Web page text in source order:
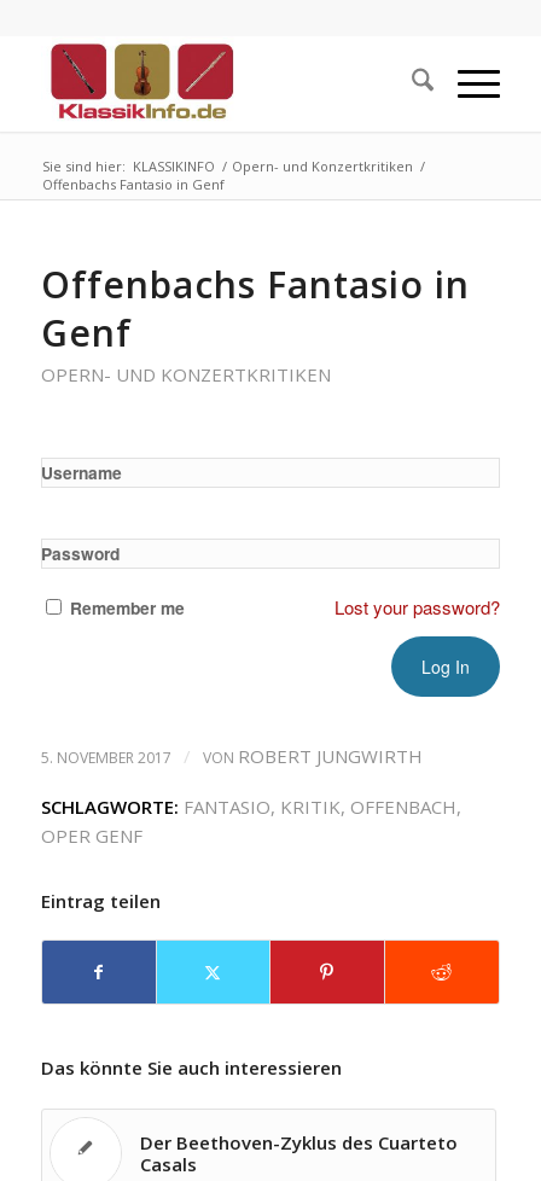
Sie sind hier: KLASSIKINFO / Opern- und Konzertkritiken /
Offenbachs Fantasio in Genf
Offenbachs Fantasio in
Genf
OPERN- UND KONZERTKRITIKEN
Username
Password
Remember me Lost your password?
5. NOVEMBER 2017 / VON ROBERT JUNGWIRTH
SCHLAGWORTE: FANTASIO, KRITIK, OFFENBACH,
OPER GENF
Eintrag teilen
Das könnte Sie auch interessieren
Der Beethoven-Zyklus des Cuarteto
Casals